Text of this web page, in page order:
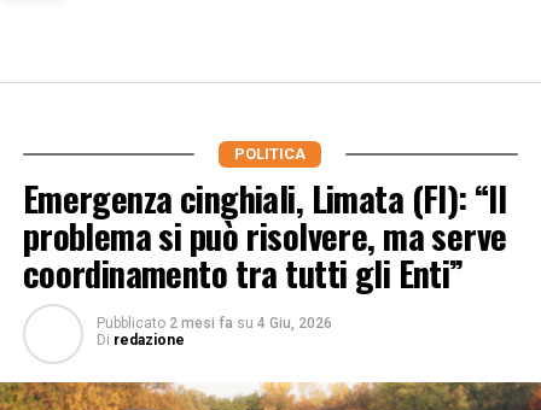
POLITICA
Emergenza cinghiali, Limata (FI): “Il
problema si può risolvere, ma serve
coordinamento tra tutti gli Enti”
Pubblicato 2 mesi fa su 4 Giu, 2026
Di redazione